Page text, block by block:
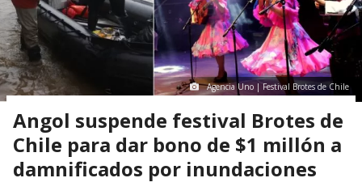
Agencia Uno | Festival Brotes de Chile
Angol suspende festival Brotes de
Chile para dar bono de $1 millón a
damnificados por inundaciones